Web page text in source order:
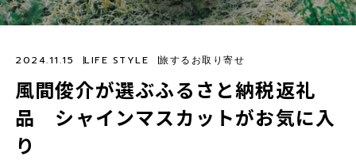
風間俊介が選ぶふるさと納税返礼
品 シャインマスカットがお気に入
り
2024.11.15 LIFE STYLE 旅するお取り寄せ